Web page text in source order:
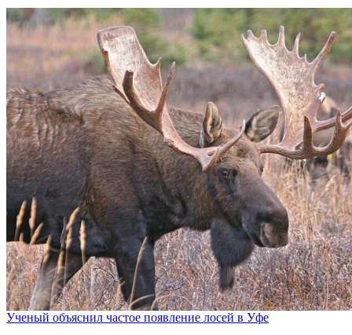
Ученый объяснил частое появление лосей в Уфе